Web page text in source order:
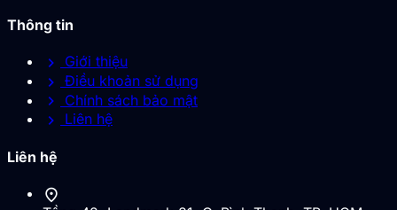
Thông tin
chevron_right Giới thiệu
chevron_right Điều khoản sử dụng
chevron_right Chính sách bảo mật
chevron_right Liên hệ
Liên hệ
location_on